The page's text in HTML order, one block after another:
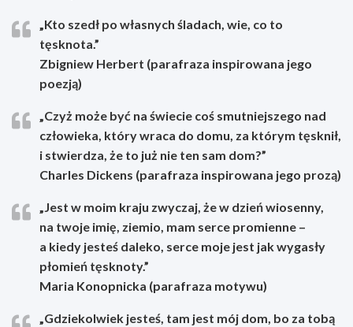
„Kto szedł po własnych śladach, wie, co to
tęsknota.”
Zbigniew Herbert (parafraza inspirowana jego
poezją)
„Czyż może być na świecie coś smutniejszego nad
człowieka, który wraca do domu, za którym tęsknił,
i stwierdza, że to już nie ten sam dom?”
Charles Dickens (parafraza inspirowana jego prozą)
„Jest w moim kraju zwyczaj, że w dzień wiosenny,
na twoje imię, ziemio, mam serce promienne –
a kiedy jesteś daleko, serce moje jest jak wygasły
płomień tęsknoty.”
Maria Konopnicka (parafraza motywu)
„Gdziekolwiek jesteś, tam jest mój dom, bo za tobą